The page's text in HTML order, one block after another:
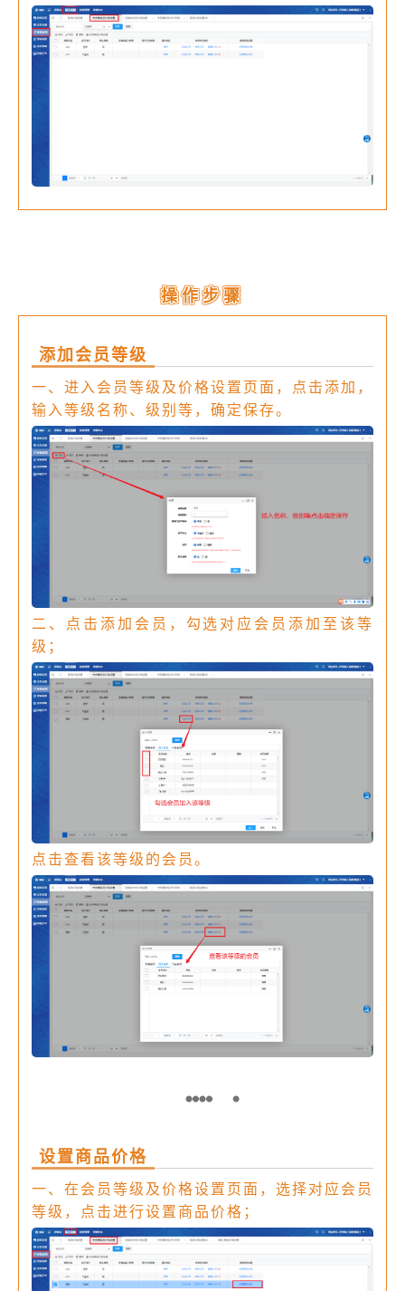
操作步骤
添加会员等级
一、进入会员等级及价格设置页面，点击添加，
输入等级名称、级别等，确定保存。
二、点击添加会员，勾选对应会员添加至该等
级；
点击查看该等级的会员。
设置商品价格
一、在会员等级及价格设置页面，选择对应会员
等级，点击进行设置商品价格；